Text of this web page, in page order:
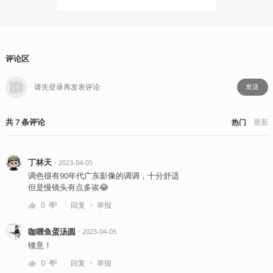
评论区
发送
共7条评论 热门 最新
丁林天・ 2023-04-05
调色很有90年代广东影像的调调，十分舒适
但是慢镜头有点多诶😂
0 回复 ・ 举报
咖喱鱼蛋汤圆 ・ 2023-04-05
锺意！
0 回复 ・ 举报